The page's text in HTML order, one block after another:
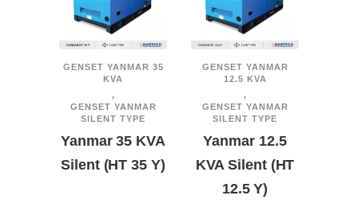
GENSET YANMAR 35
KVA
,
GENSET YANMAR
SILENT TYPE
Yanmar 35 KVA
Silent (HT 35 Y)
GENSET YANMAR
12.5 KVA
,
GENSET YANMAR
SILENT TYPE
Yanmar 12.5
KVA Silent (HT
12.5 Y)